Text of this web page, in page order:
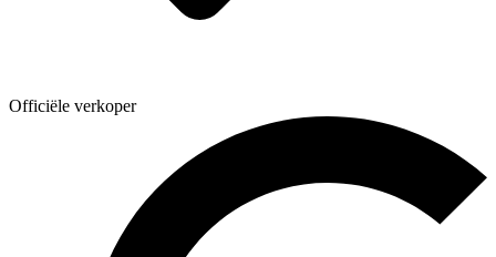
Officiële verkoper